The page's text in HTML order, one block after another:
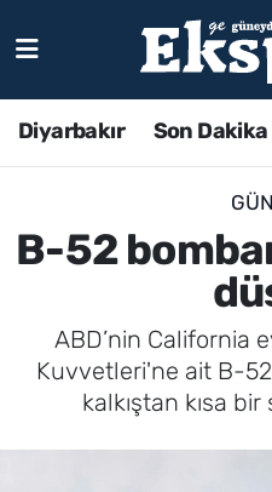
Diyarbakır Son Dakika
B-52
ABD’nin California
Kuvvetleri'ne ait B-
kalkıştan kısa